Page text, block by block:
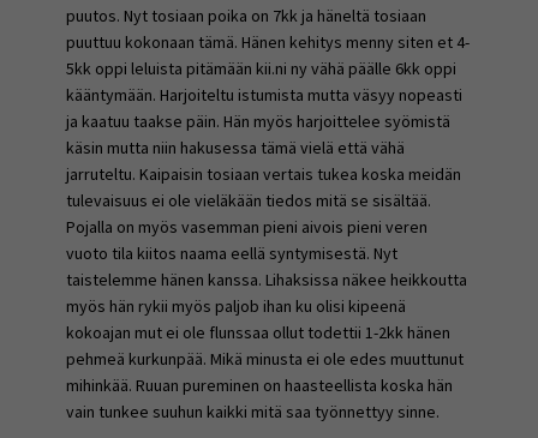
puutos. Nyt tosiaan poika on 7kk ja häneltä tosiaan
puuttuu kokonaan tämä. Hänen kehitys menny siten et 4-
5kk oppi leluista pitämään kii.ni ny vähä päälle 6kk oppi
kääntymään. Harjoiteltu istumista mutta väsyy nopeasti
ja kaatuu taakse päin. Hän myös harjoittelee syömistä
käsin mutta niin hakusessa tämä vielä että vähä
jarruteltu. Kaipaisin tosiaan vertais tukea koska meidän
tulevaisuus ei ole vieläkään tiedos mitä se sisältää.
Pojalla on myös vasemman pieni aivois pieni veren
vuoto tila kiitos naama eellä syntymisestä. Nyt
taistelemme hänen kanssa. Lihaksissa näkee heikkoutta
myös hän rykii myös paljob ihan ku olisi kipeenä
kokoajan mut ei ole flunssaa ollut todettii 1-2kk hänen
pehmeä kurkunpää. Mikä minusta ei ole edes muuttunut
mihinkää. Ruuan pureminen on haasteellista koska hän
vain tunkee suuhun kaikki mitä saa työnnettyy sinne.